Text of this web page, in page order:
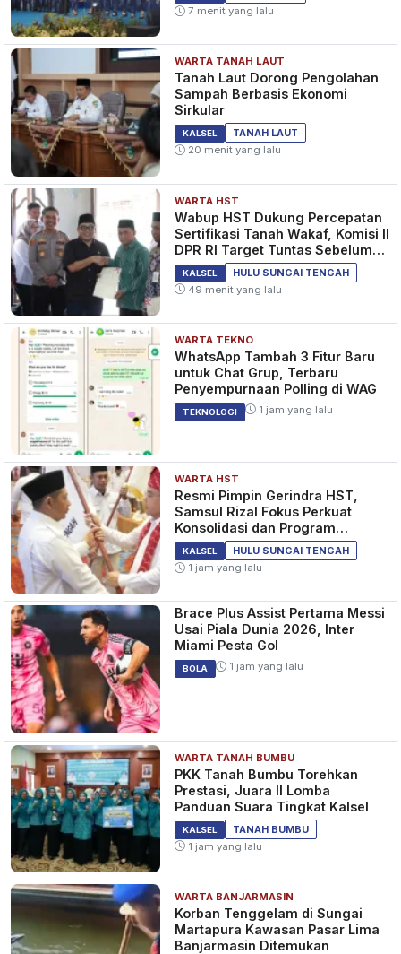
7 menit yang lalu
WARTA TANAH LAUT
Tanah Laut Dorong Pengolahan
Sampah Berbasis Ekonomi
Sirkular
KALSEL
TANAH LAUT
20 menit yang lalu
WARTA HST
Wabup HST Dukung Percepatan
Sertifikasi Tanah Wakaf, Komisi II
DPR RI Target Tuntas Sebelum
2029
KALSEL
HULU SUNGAI TENGAH
49 menit yang lalu
WARTA TEKNO
WhatsApp Tambah 3 Fitur Baru
untuk Chat Grup, Terbaru
Penyempurnaan Polling di WAG
TEKNOLOGI 1 jam yang lalu
WARTA HST
Resmi Pimpin Gerindra HST,
Samsul Rizal Fokus Perkuat
Konsolidasi dan Program
Kerakyatan
KALSEL
HULU SUNGAI TENGAH
1 jam yang lalu
Brace Plus Assist Pertama Messi
Usai Piala Dunia 2026, Inter
Miami Pesta Gol
BOLA 1 jam yang lalu
WARTA TANAH BUMBU
PKK Tanah Bumbu Torehkan
Prestasi, Juara II Lomba
Panduan Suara Tingkat Kalsel
KALSEL
TANAH BUMBU
1 jam yang lalu
WARTA BANJARMASIN
Korban Tenggelam di Sungai
Martapura Kawasan Pasar Lima
Banjarmasin Ditemukan